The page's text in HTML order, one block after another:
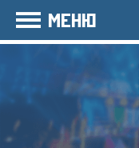
МЕНЮ